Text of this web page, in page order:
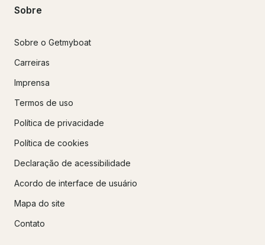
Sobre
Sobre o Getmyboat
Carreiras
Imprensa
Termos de uso
Política de privacidade
Política de cookies
Declaração de acessibilidade
Acordo de interface de usuário
Mapa do site
Contato